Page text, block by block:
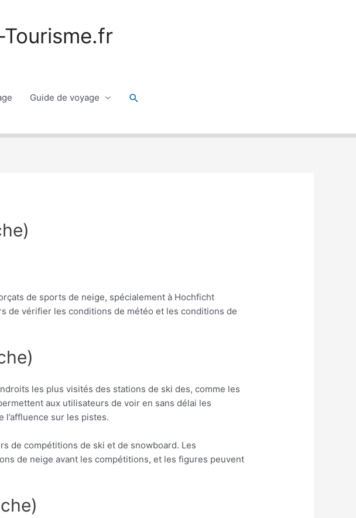
Guide de voyage Rechercher
de sports de neige, spécialement à Hochficht
de vérifier les conditions de météo et les conditions de
les plus visités des stations de ski des, comme les
aux utilisateurs de voir en sans délai les
l’affluence sur les pistes.
de compétitions de ski et de snowboard. Les
de neige avant les compétitions, et les figures peuvent